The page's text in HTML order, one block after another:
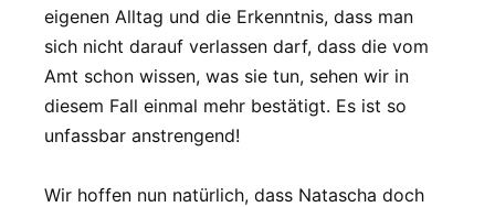
eigenen Alltag und die Erkenntnis, dass man
sich nicht darauf verlassen darf, dass die vom
Amt schon wissen, was sie tun, sehen wir in
diesem Fall einmal mehr bestätigt. Es ist so
unfassbar anstrengend!
Wir hoffen nun natürlich, dass Natascha doch